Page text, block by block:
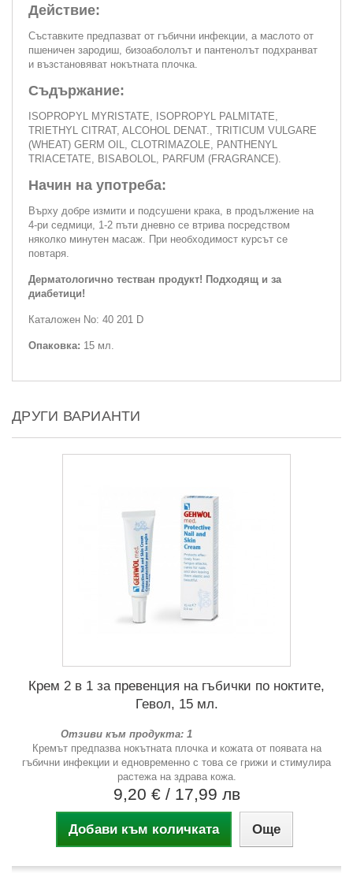
Действие:
Съставките предпазват от гъбични инфекции, а маслото от
пшеничен зародиш, бизоабололът и пантенолът подхранват
и възстановяват нокътната плочка.
Съдържание:
ISOPROPYL MYRISTATE, ISOPROPYL PALMITATE,
TRIETHYL CITRAT, ALCOHOL DENAT., TRITICUM VULGARE
(WHEAT) GERM OIL, CLOTRIMAZOLE, PANTHENYL
TRIACETATE, BISABOLOL, PARFUM (FRAGRANCE).
Начин на употреба:
Върху добре измити и подсушени крака, в продължение на
4-ри седмици, 1-2 пъти дневно се втрива посредством
няколко минутен масаж. При необходимост курсът се
повтаря.
Дерматологично тестван продукт! Подходящ и за
диабетици!
Каталожен No: 40 201 D
Опаковка: 15 мл.
ДРУГИ ВАРИАНТИ
Крем 2 в 1 за превенция на гъбички по ноктите,
Гевол, 15 мл.
Отзиви към продукта: 1
Кремът предпазва нокътната плочка и кожата от появата на
гъбични инфекции и едновременно с това се грижи и стимулира
растежа на здрава кожа.
9,20 € / 17,99 лв
Добави към количката Още